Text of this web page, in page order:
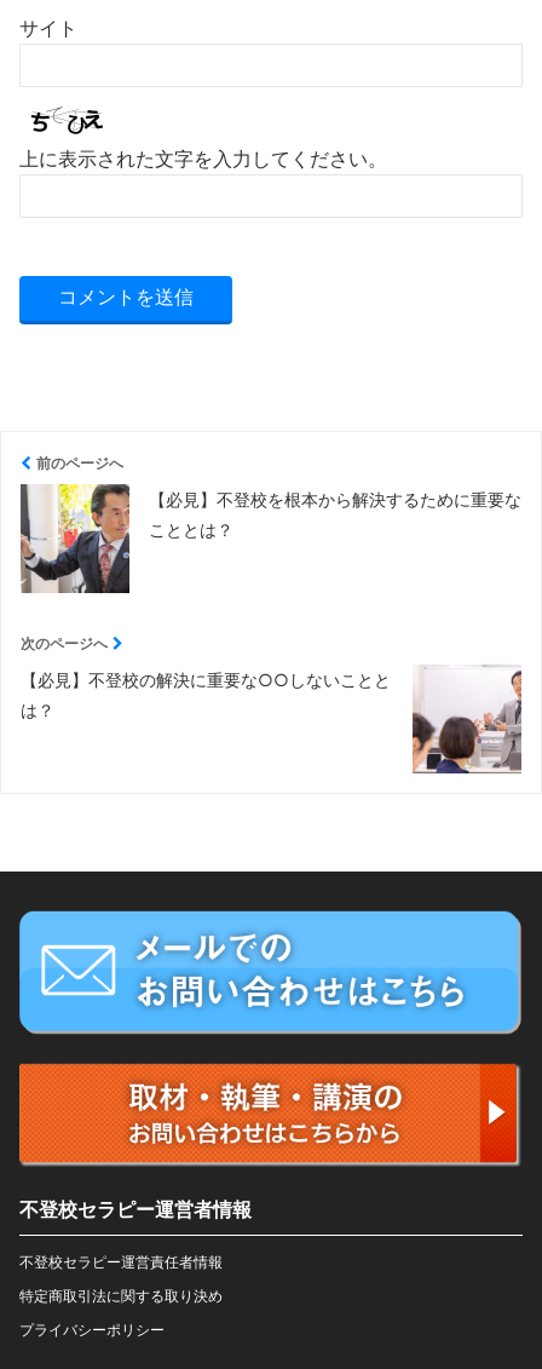
サイト
上に表示された文字を入力してください。
前のページへ
【必見】不登校を根本から解決するために重要な
こととは？
次のページへ
【必見】不登校の解決に重要な○○しないことと
は？
不登校セラピー運営者情報
不登校セラピー運営責任者情報
特定商取引法に関する取り決め
プライバシーポリシー